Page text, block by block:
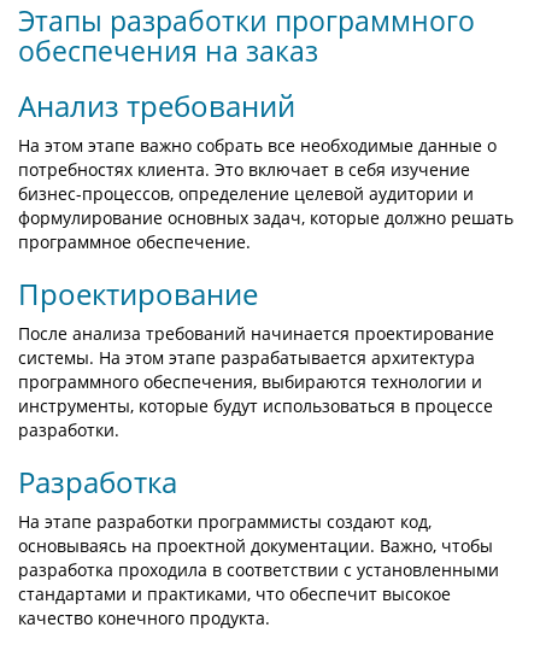
Этапы разработки программного
обеспечения на заказ
Анализ требований
На этом этапе важно собрать все необходимые данные о
потребностях клиента. Это включает в себя изучение
бизнес-процессов, определение целевой аудитории и
формулирование основных задач, которые должно решать
программное обеспечение.
Проектирование
После анализа требований начинается проектирование
системы. На этом этапе разрабатывается архитектура
программного обеспечения, выбираются технологии и
инструменты, которые будут использоваться в процессе
разработки.
Разработка
На этапе разработки программисты создают код,
основываясь на проектной документации. Важно, чтобы
разработка проходила в соответствии с установленными
стандартами и практиками, что обеспечит высокое
качество конечного продукта.